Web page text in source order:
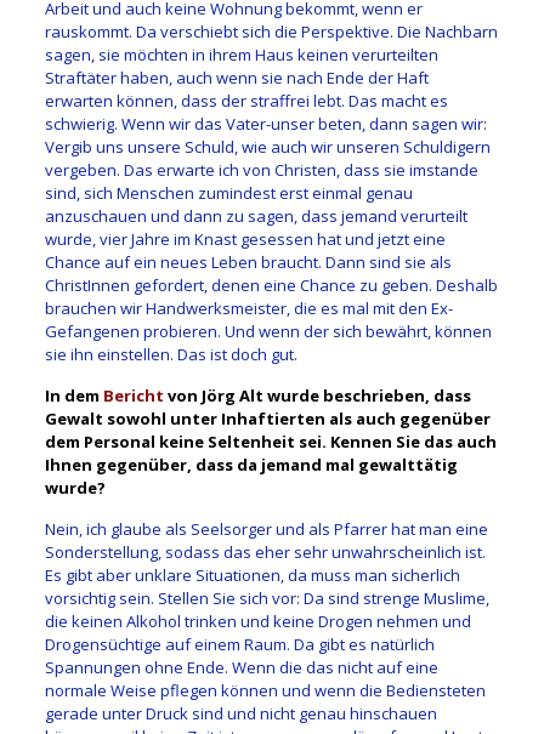
Arbeit und auch keine Wohnung bekommt, wenn er
rauskommt. Da verschiebt sich die Perspektive. Die Nachbarn
sagen, sie möchten in ihrem Haus keinen verurteilten
Straftäter haben, auch wenn sie nach Ende der Haft
erwarten können, dass der straffrei lebt. Das macht es
schwierig. Wenn wir das Vater-unser beten, dann sagen wir:
Vergib uns unsere Schuld, wie auch wir unseren Schuldigern
vergeben. Das erwarte ich von Christen, dass sie imstande
sind, sich Menschen zumindest erst einmal genau
anzuschauen und dann zu sagen, dass jemand verurteilt
wurde, vier Jahre im Knast gesessen hat und jetzt eine
Chance auf ein neues Leben braucht. Dann sind sie als
ChristInnen gefordert, denen eine Chance zu geben. Deshalb
brauchen wir Handwerksmeister, die es mal mit den Ex-
Gefangenen probieren. Und wenn der sich bewährt, können
sie ihn einstellen. Das ist doch gut.
In dem Bericht von Jörg Alt wurde beschrieben, dass
Gewalt sowohl unter Inhaftierten als auch gegenüber
dem Personal keine Seltenheit sei. Kennen Sie das auch
Ihnen gegenüber, dass da jemand mal gewalttätig
wurde?
Nein, ich glaube als Seelsorger und als Pfarrer hat man eine
Sonderstellung, sodass das eher sehr unwahrscheinlich ist.
Es gibt aber unklare Situationen, da muss man sicherlich
vorsichtig sein. Stellen Sie sich vor: Da sind strenge Muslime,
die keinen Alkohol trinken und keine Drogen nehmen und
Drogensüchtige auf einem Raum. Da gibt es natürlich
Spannungen ohne Ende. Wenn die das nicht auf eine
normale Weise pflegen können und wenn die Bediensteten
gerade unter Druck sind und nicht genau hinschauen